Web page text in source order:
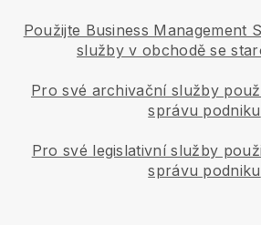
Použijte Business Management
služby v obchodě se
Pro své archivační služby
správu podniku
Pro své legislativní služby
správu podniku